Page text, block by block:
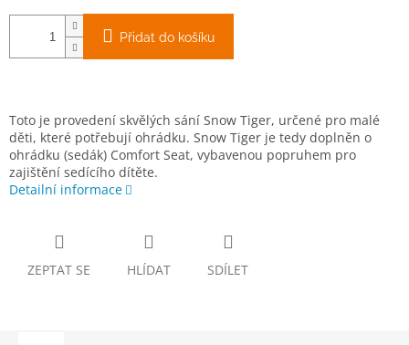
Přidat do košíku
Toto je provedení skvělých sání Snow Tiger, určené pro malé
děti, které potřebují ohrádku. Snow Tiger je tedy doplněn o
ohrádku (sedák) Comfort Seat, vybavenou popruhem pro
zajištění sedícího dítěte.
Detailní informace
ZEPTAT SE HLÍDAT SDÍLET